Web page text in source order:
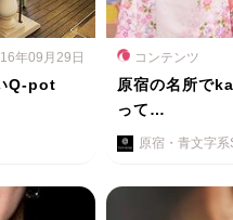
年09月29日
Q-pot
コンテンツ
原宿の名所で
って…
原宿・青文字系